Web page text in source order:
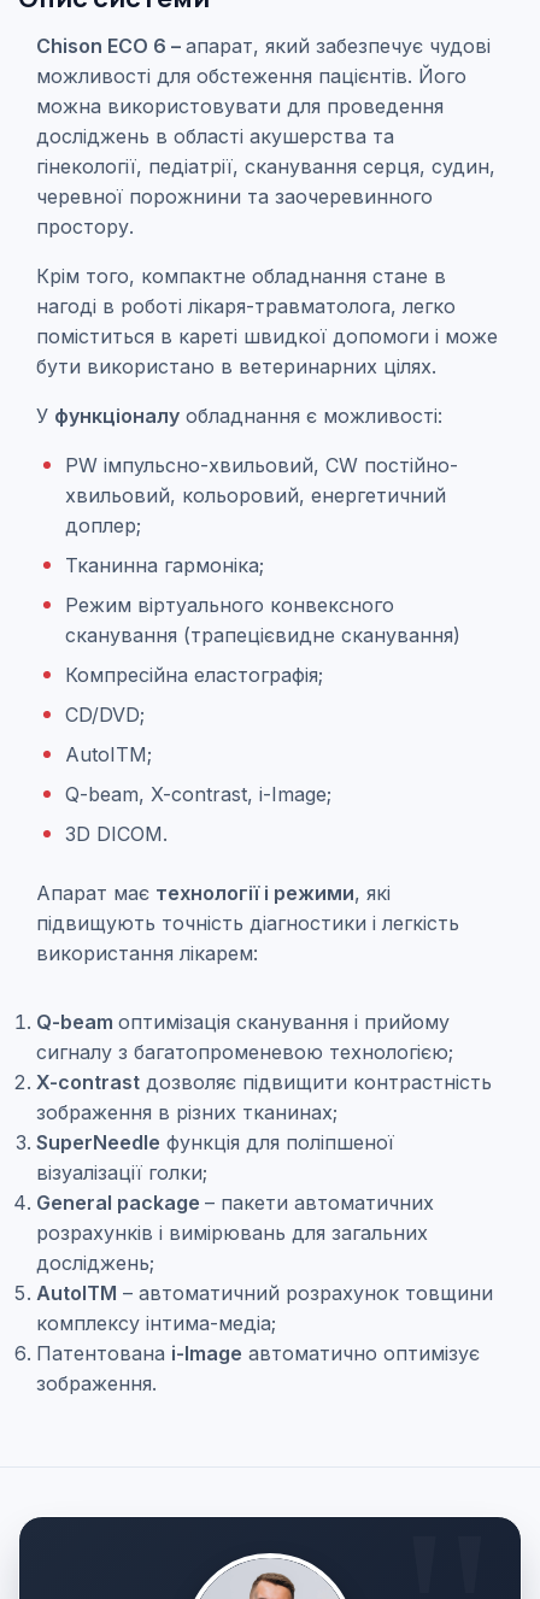
Chison ECO 6 – апарат, який забезпечує чудові
можливості для обстеження пацієнтів. Його
можна використовувати для проведення
досліджень в області акушерства та
гінекології, педіатрії, сканування серця, судин,
черевної порожнини та заочеревинного
простору.
Крім того, компактне обладнання стане в
нагоді в роботі лікаря-травматолога, легко
поміститься в кареті швидкої допомоги і може
бути використано в ветеринарних цілях.
У функціоналу обладнання є можливості:
PW імпульсно-хвильовий, CW постійно-
хвильовий, кольоровий, енергетичний
доплер;
Тканинна гармоніка;
Режим віртуального конвексного
сканування (трапецієвидне сканування)
Компресійна еластографія;
CD/DVD;
AutoITM;
Q-beam, X-contrast, i-Image;
3D DICOM.
Апарат має технології і режими, які
підвищують точність діагностики і легкість
використання лікарем:
Q-beam оптимізація сканування і прийому
сигналу з багатопроменевою технологією;
X-contrast дозволяє підвищити контрастність
зображення в різних тканинах;
SuperNeedle функція для поліпшеної
візуалізації голки;
General package – пакети автоматичних
розрахунків і вимірювань для загальних
досліджень;
AutoITM – автоматичний розрахунок товщини
комплексу інтима-медіа;
Патентована i-Image автоматично оптимізує
зображення.